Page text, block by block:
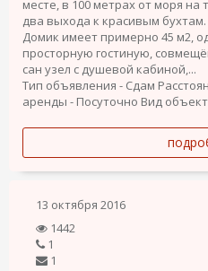
месте, в 100 метрах от моря
два выхода к красивым бухтам.
Домик имеет примерно 45 м2,
просторную гостиную,
сан узел с душевой кабиной,...
Тип объявления - Сдам
аренды - Посуточно Вид
13 октября 2016
1442
1
1